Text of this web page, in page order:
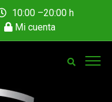
10:00 –20:00 h
Mi cuenta